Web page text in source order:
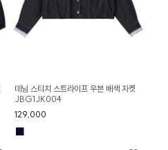
데님 스티치 스트라이프 우븐 배색 자켓
JBG1JK004
129,000
■